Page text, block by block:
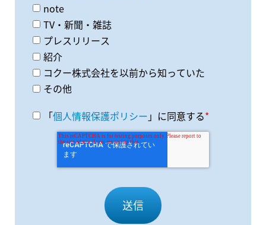
note
TV・新聞・雑誌
プレスリリース
紹介
コクー株式会社を以前から知っていた
その他
「個人情報保護ポリシー 」に同意する*